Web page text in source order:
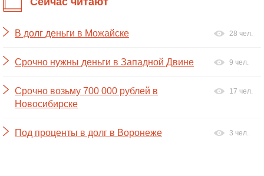
В долг деньги в Можайске 28 чел.
Срочно нужны деньги в Западной Двине 9 чел.
Срочно возьму 700 000 рублей в
Новосибирске
17 чел.
Под проценты в долг в Воронеже 3 чел.